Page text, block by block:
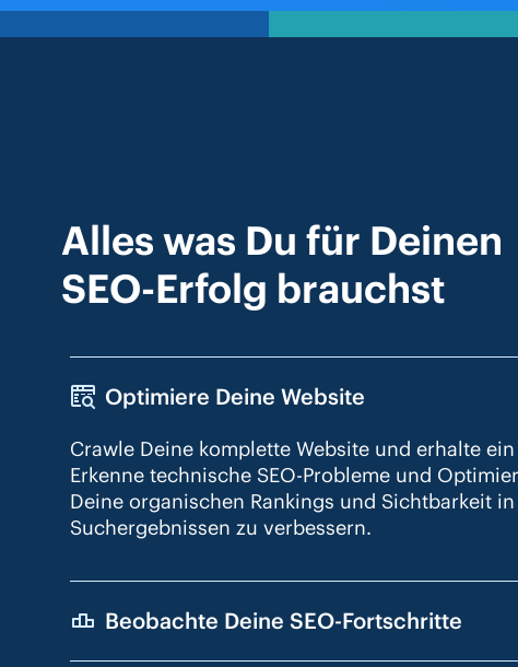
Alles was Du für Deinen
SEO-Erfolg brauchst
Optimiere Deine Website
Crawle Deine komplette Website und erhalte
Erkenne technische SEO-Probleme und
Deine organischen Rankings und Sichtbarkeit
Suchergebnissen zu verbessern.
Beobachte Deine SEO-Fortschritte